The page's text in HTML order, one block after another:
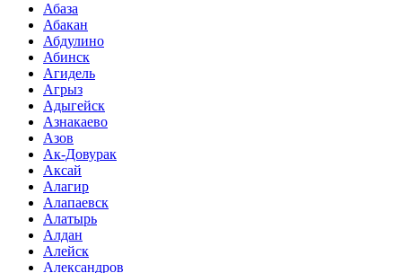
Абаза
Абакан
Абдулино
Абинск
Агидель
Агрыз
Адыгейск
Азнакаево
Азов
Ак-Довурак
Аксай
Алагир
Алапаевск
Алатырь
Алдан
Алейск
Александров